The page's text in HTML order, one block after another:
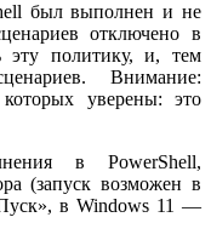
был выполнен и не
отключено в
эту политику, и, тем
Внимание:
уверены: это
в PowerShell,
(запуск возможен в
в Windows 11 —